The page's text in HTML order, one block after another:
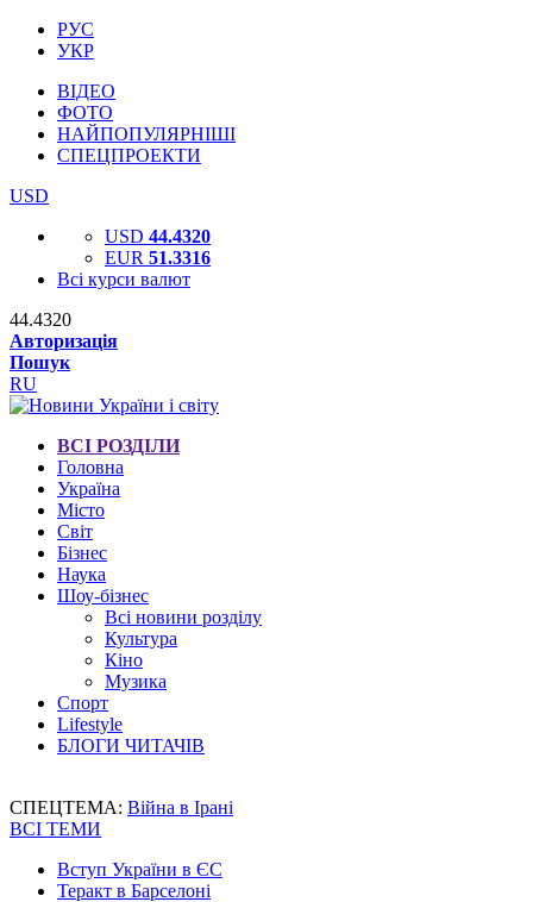
РУС
УКР
ВІДЕО
ФОТО
НАЙПОПУЛЯРНІШІ
СПЕЦПРОЕКТИ
USD
USD 44.4320
EUR 51.3316
Всі курси валют
44.4320
Авторизація
Пошук
RU
ВСІ РОЗДІЛИ
Головна
Україна
Місто
Світ
Бізнес
Наука
Шоу-бізнес
Всі новини розділу
Культура
Кіно
Музика
Спорт
Lifestyle
БЛОГИ ЧИТАЧІВ
СПЕЦТЕМА: Війна в Ірані
ВСІ ТЕМИ
Вступ України в ЄС
Теракт в Барселоні